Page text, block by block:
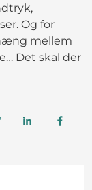
Og for
mellem
Det skal der